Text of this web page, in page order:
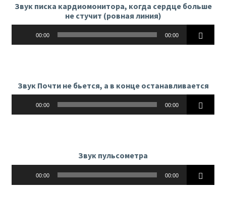
Звук писка кардиомонитора, когда сердце больше
не стучит (ровная линия)
00:00 00:00
Звук Почти не бьется, а в конце останавливается
00:00 00:00
Звук пульсометра
00:00 00:00